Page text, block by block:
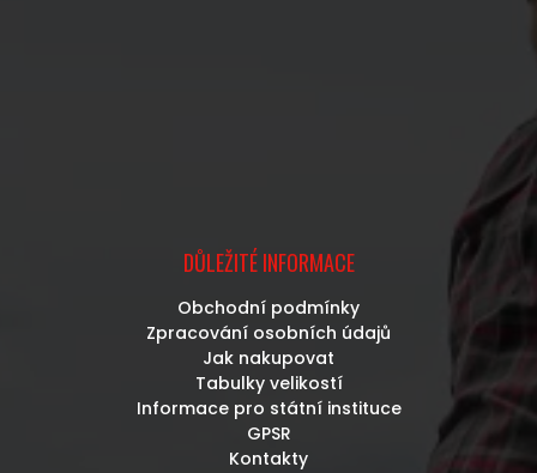
DŮLEŽITÉ INFORMACE
Obchodní podmínky
Zpracování osobních údajů
Jak nakupovat
Tabulky velikostí
Informace pro státní instituce
GPSR
Kontakty